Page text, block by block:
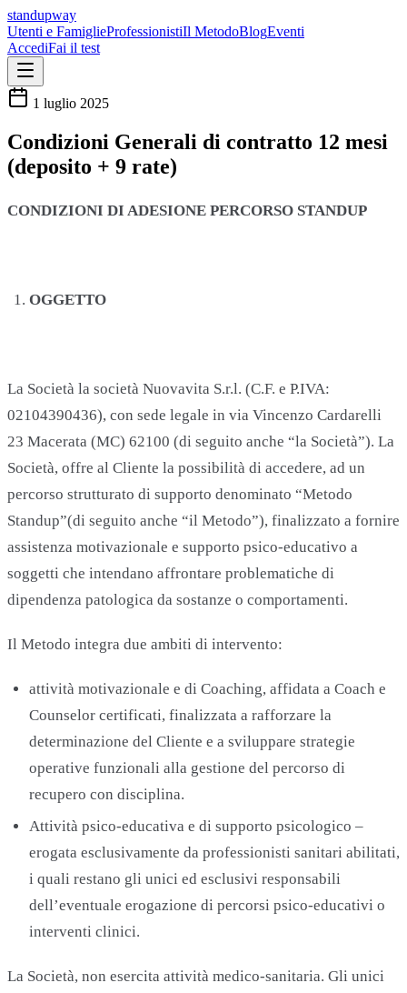
standupway
Utenti e FamiglieProfessionistiIl MetodoBlogEventi
AccediFai il test
1 luglio 2025
Condizioni Generali di contratto 12 mesi
(deposito + 9 rate)
CONDIZIONI DI ADESIONE PERCORSO STANDUP
OGGETTO
La Società la società Nuovavita S.r.l. (C.F. e P.IVA:
02104390436), con sede legale in via Vincenzo Cardarelli
23 Macerata (MC) 62100 (di seguito anche “la Società”). La
Società, offre al Cliente la possibilità di accedere, ad un
percorso strutturato di supporto denominato “Metodo
Standup”(di seguito anche “il Metodo”), finalizzato a fornire
assistenza motivazionale e supporto psico-educativo a
soggetti che intendano affrontare problematiche di
dipendenza patologica da sostanze o comportamenti.
Il Metodo integra due ambiti di intervento:
attività motivazionale e di Coaching, affidata a Coach e
Counselor certificati, finalizzata a rafforzare la
determinazione del Cliente e a sviluppare strategie
operative funzionali alla gestione del percorso di
recupero con disciplina.
Attività psico-educativa e di supporto psicologico –
erogata esclusivamente da professionisti sanitari abilitati,
i quali restano gli unici ed esclusivi responsabili
dell’eventuale erogazione di percorsi psico-educativi o
interventi clinici.
La Società, non esercita attività medico-sanitaria. Gli unici